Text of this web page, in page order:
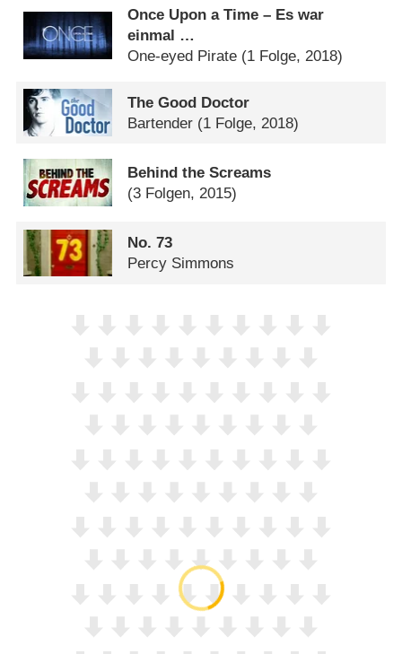
Once Upon a Time – Es war
einmal …
One-eyed Pirate (1 Folge, 2018)
The Good Doctor
Bartender (1 Folge, 2018)
Behind the Screams
(3 Folgen, 2015)
No. 73
Percy Simmons